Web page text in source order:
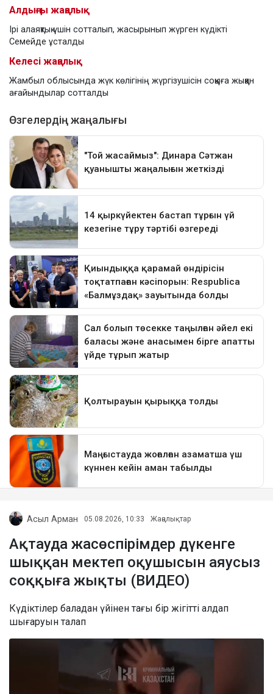
Алдыңғы жаңалық
Ірі алаяқтық үшін сотталып, жасырынып жүрген күдікті
Семейде ұсталды
Келесі жаңалық
Жамбыл облысында жүк көлігінің жүргізушісін соққыға жыққан
ағайындылар сотталды
Асыл Арман 05.08.2026, 10:33 Жаңалықтар
Ақтауда жасөспірімдер дүкенге
шыққан мектеп оқушысын аяусыз
соққыға жықты (ВИДЕО)
Күдіктілер баладан үйінен тағы бір жігітті алдап
шығаруын талап